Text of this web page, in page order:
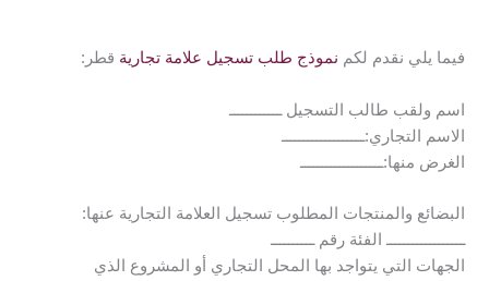
فيما يلي نقدم لكم نموذج طلب تسجيل علامة تجارية قطر:
اسم ولقب طالب التسجيل ــــــــــــ
الاسم التجاري:ـــــــــــــــــــ
الغرض منها:ـــــــــــــــــــ
البضائع والمنتجات المطلوب تسجيل العلامة التجارية عنها:
ــــــــــــــــــ الفئة رقم ــــــــــ
الجهات التي يتواجد بها المحل التجاري أو المشروع الذي